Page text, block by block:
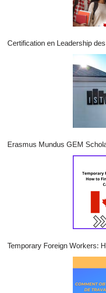
Certification en Leadership
Erasmus Mundus GEM
Temporary Foreign Workers: